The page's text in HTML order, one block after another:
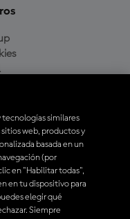
de MotoGP™
tecnologías similares
web, productos y
basada en un
(por
en "Habilitar todas",
en tu dispositivo para
elegir qué
Siempre